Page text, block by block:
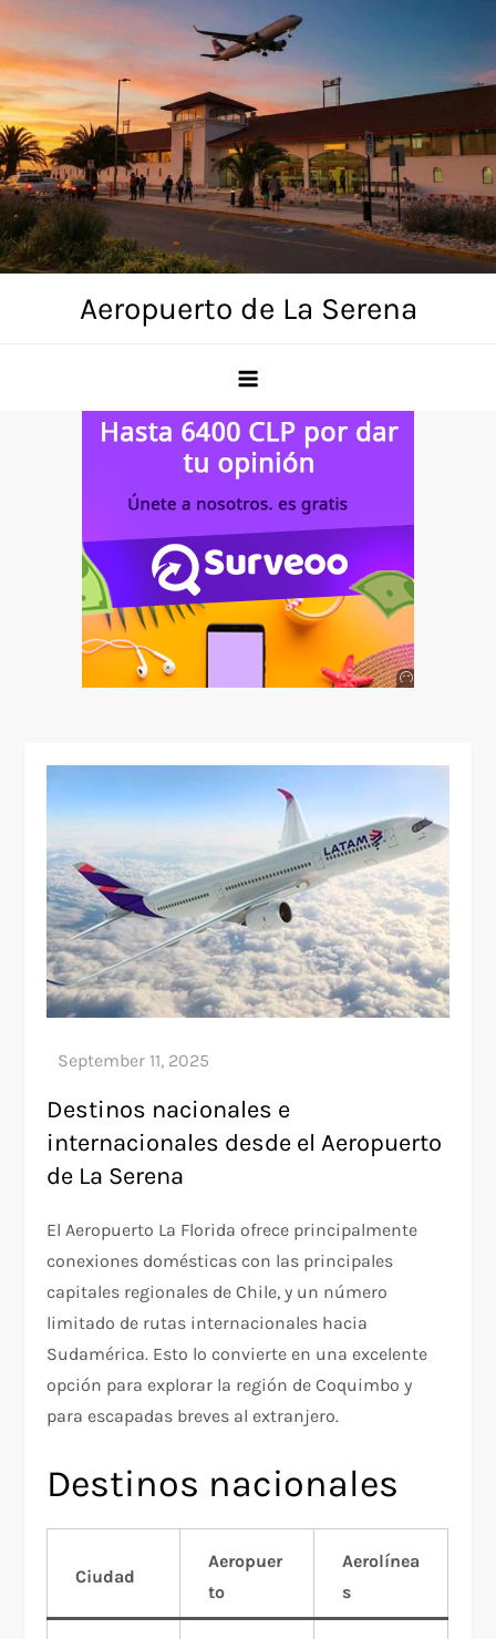
to
content
Aeropuerto de La Serena
Destinos nacionales e
internacionales desde el Aeropuerto
de La Serena
El Aeropuerto La Florida ofrece principalmente
conexiones domésticas con las principales
capitales regionales de Chile, y un número
limitado de rutas internacionales hacia
Sudamérica. Esto lo convierte en una excelente
opción para explorar la región de Coquimbo y
para escapadas breves al extranjero.
Destinos nacionales
Ciudad
Aeropuer
to
Aerolínea
s